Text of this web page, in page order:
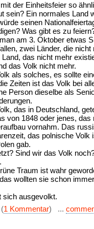
der Einheitsfeier so
sein? Ein normales Land
seinen
Was gibt es zu
am 3. Oktober etwas
zwei Länder, die
Land, das nicht mehr
das Volk nicht mehr.
als solches, es sollte
Zeiten ist das Volk bei
Person dieselbe als
das in Deutschland,
von 1848 oder jenes,
vornahm. Das
das polnische
gab.
Sind wir das Volk
Traum ist wahr
wollten sie schon
sich ausgevolkt.
(1 Kommentar) ...